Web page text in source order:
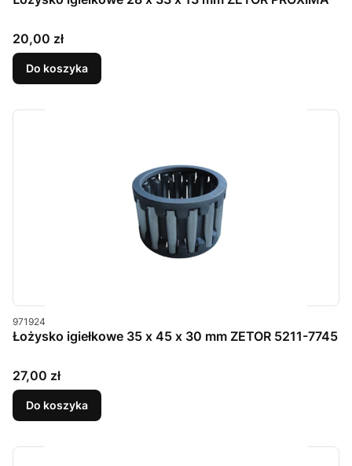
Cena
20,00 zł
Do koszyka
Kod produktu
971924
Łożysko igiełkowe 35 x 45 x 30 mm ZETOR 5211-7745
Cena
27,00 zł
Do koszyka